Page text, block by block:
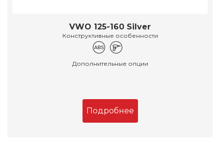
VWO 125-160 Silver
Конструктивные особенности
Дополнительные опции
Подробнее